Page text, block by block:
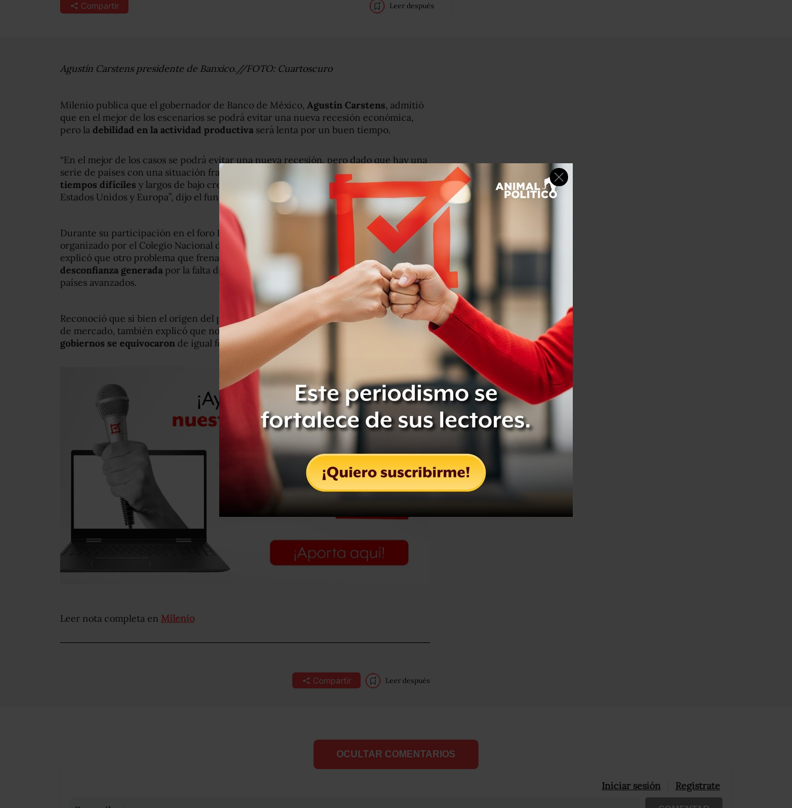
Compartir Leer después
Agustín Carstens presidente de Banxico.//FOTO: Cuartoscuro
Milenio publica que el gobernador de Banco de México, Agustín Carstens, admitió
que en el mejor de los escenarios se podrá evitar una nueva recesión económica,
pero la debilidad en la actividad productiva será lenta por un buen tiempo.
“En el mejor de los casos se podrá evitar una nueva recesión, pero dado que hay una
serie de países con una situación francamente endeble
no se podrán eludir
tiempos difíciles y largos de bajo crecimiento económico, particularmente en
Estados Unidos y Europa”, dijo el funcionario.
Durante su participación en el foro Hacia un nuevo proyecto nacional de desarrollo,
organizado por el Colegio Nacional de Economistas, el gobernador de Banxico
explicó que otro problema que frenará el crecimiento económico mundial es la
desconfianza generada por la falta de soluciones apropiadas en los problemas de los
países avanzados.
Reconoció que si bien el origen del problema económico que se vive es por las fallas
de mercado, también explicó que no puede pasarse por alto que
gobiernos se equivocaron de igual forma.
Leer nota completa en Milenio
Compartir Leer después
OCULTAR COMENTARIOS
Iniciar sesión Registrate